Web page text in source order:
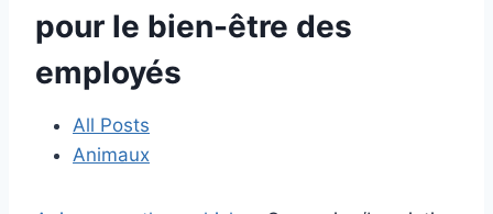
pour le bien-être des
employés
All Posts
Animaux